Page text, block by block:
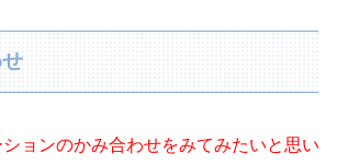
ョンのかみ合わせをみてみたいと思い